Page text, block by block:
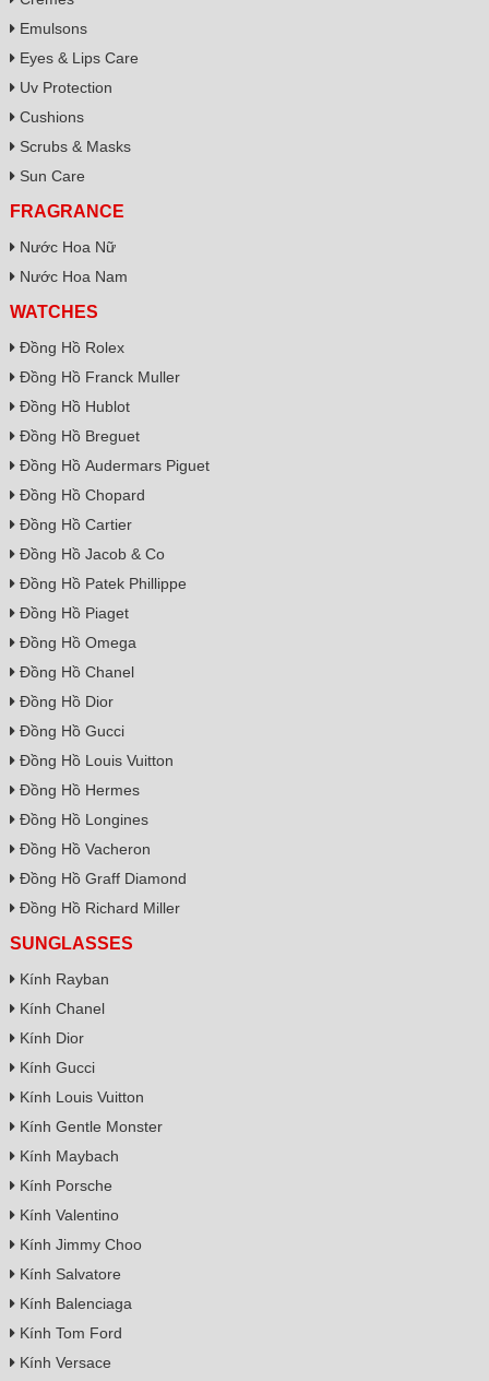
Emulsons
Eyes & Lips Care
Uv Protection
Cushions
Scrubs & Masks
Sun Care
FRAGRANCE
Nước Hoa Nữ
Nước Hoa Nam
WATCHES
Đồng Hồ Rolex
Đồng Hồ Franck Muller
Đồng Hồ Hublot
Đồng Hồ Breguet
Đồng Hồ Audermars Piguet
Đồng Hồ Chopard
Đồng Hồ Cartier
Đồng Hồ Jacob & Co
Đồng Hồ Patek Phillippe
Đồng Hồ Piaget
Đồng Hồ Omega
Đồng Hồ Chanel
Đồng Hồ Dior
Đồng Hồ Gucci
Đồng Hồ Louis Vuitton
Đồng Hồ Hermes
Đồng Hồ Longines
Đồng Hồ Vacheron
Đồng Hồ Graff Diamond
Đồng Hồ Richard Miller
SUNGLASSES
Kính Rayban
Kính Chanel
Kính Dior
Kính Gucci
Kính Louis Vuitton
Kính Gentle Monster
Kính Maybach
Kính Porsche
Kính Valentino
Kính Jimmy Choo
Kính Salvatore
Kính Balenciaga
Kính Tom Ford
Kính Versace